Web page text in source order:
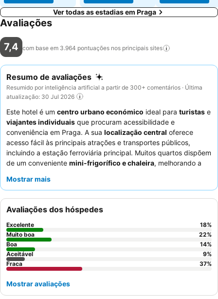
Ver todas as estadias em Praga
Avaliações
7,4 com base em 3.964 pontuações nos principais sites
Resumo de avaliações
Resumido por inteligência artificial a partir de 300+ comentários · Última
atualização: 30 Jul 2026
Este hotel é um centro urbano económico ideal para turistas e
viajantes individuais que procuram acessibilidade e
conveniência em Praga. A sua localização central oferece
acesso fácil às principais atrações e transportes públicos,
incluindo a estação ferroviária principal. Muitos quartos dispõem
de um conveniente mini-frigorífico e chaleira, melhorando a
consistentemente os
tranquila, os hóspedes devem solicitar um quarto virado para o
jardim, pois alguns quartos podem ter ruído devido às paredes
finas.
Mostrar mais
Avaliações dos hóspedes
Excelente 18%
Muito boa
22%
Boa
14%
Aceitável
9%
Fraca
37%
Mostrar avaliações